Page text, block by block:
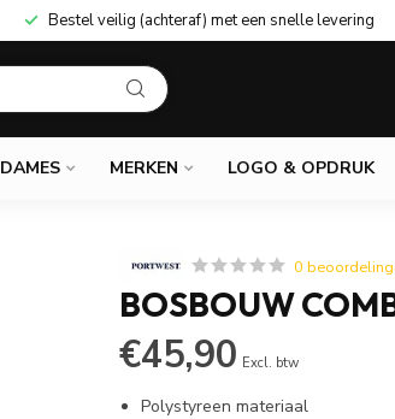
Bestel veilig (achteraf) met een snelle levering
DAMES MERKEN LOGO & OPDRUK
0
BOSBOUW
€45,90 Excl. btw
Polystyreen materiaal